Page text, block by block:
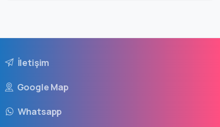
İletişim
Google Map
Whatsapp